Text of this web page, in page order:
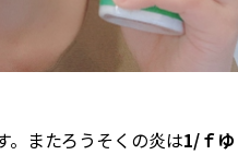
。またろうそくの炎は1/ｆゆ